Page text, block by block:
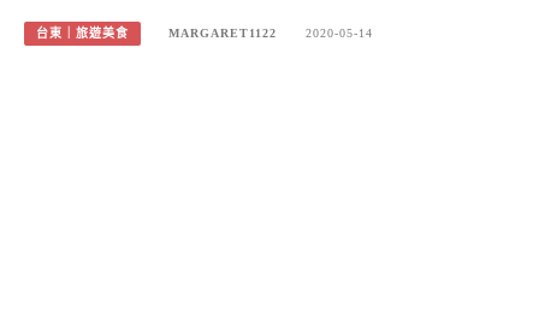
台東｜旅遊美食 MARGARET1122 2020-05-14